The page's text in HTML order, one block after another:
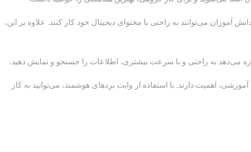
می‌توانند به راحتی با محتوای دیجیتال خود کار کنند. علاوه بر این،
اهمیت دارند. با استفاده از وایت بردهای هوشمند، می‌توانید به کار